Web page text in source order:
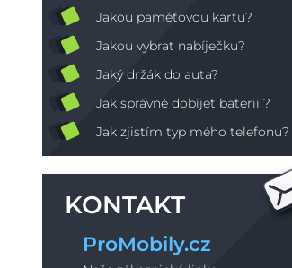
Jakou paměťovou kartu?
Jakou vybrat nabíječku?
Jaký držák do auta?
Jak správně dobíjet baterii ?
Jak zjistím typ mého telefonu?
KONTAKT
ProMobily.cz